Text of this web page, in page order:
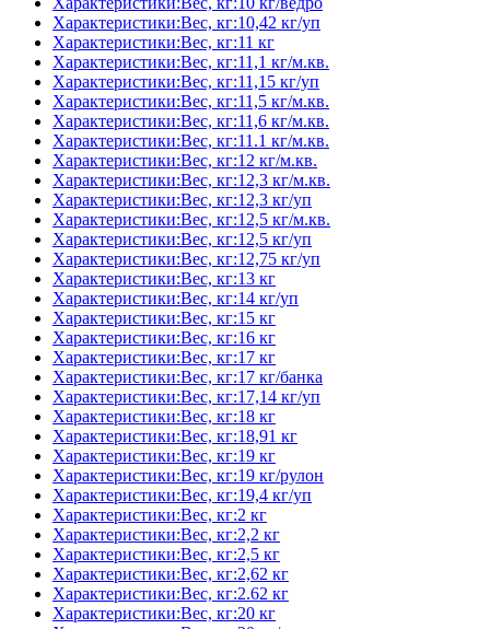
Характеристики:Вес, кг:10,42 кг/уп
Характеристики:Вес, кг:11 кг
Характеристики:Вес, кг:11,1 кг/м.кв.
Характеристики:Вес, кг:11,15 кг/уп
Характеристики:Вес, кг:11,5 кг/м.кв.
Характеристики:Вес, кг:11,6 кг/м.кв.
Характеристики:Вес, кг:11.1 кг/м.кв.
Характеристики:Вес, кг:12 кг/м.кв.
Характеристики:Вес, кг:12,3 кг/м.кв.
Характеристики:Вес, кг:12,3 кг/уп
Характеристики:Вес, кг:12,5 кг/м.кв.
Характеристики:Вес, кг:12,5 кг/уп
Характеристики:Вес, кг:12,75 кг/уп
Характеристики:Вес, кг:13 кг
Характеристики:Вес, кг:14 кг/уп
Характеристики:Вес, кг:15 кг
Характеристики:Вес, кг:16 кг
Характеристики:Вес, кг:17 кг
Характеристики:Вес, кг:17 кг/банка
Характеристики:Вес, кг:17,14 кг/уп
Характеристики:Вес, кг:18 кг
Характеристики:Вес, кг:18,91 кг
Характеристики:Вес, кг:19 кг
Характеристики:Вес, кг:19 кг/рулон
Характеристики:Вес, кг:19,4 кг/уп
Характеристики:Вес, кг:2 кг
Характеристики:Вес, кг:2,2 кг
Характеристики:Вес, кг:2,5 кг
Характеристики:Вес, кг:2,62 кг
Характеристики:Вес, кг:2.62 кг
Характеристики:Вес, кг:20 кг